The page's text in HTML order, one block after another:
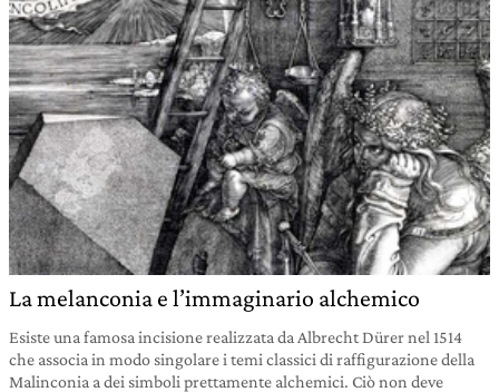
La melanconia e l’immaginario alchemico
Esiste una famosa incisione realizzata da Albrecht Dürer nel 1514
che associa in modo singolare i temi classici di raffigurazione della
Malinconia a dei simboli prettamente alchemici. Ciò non deve